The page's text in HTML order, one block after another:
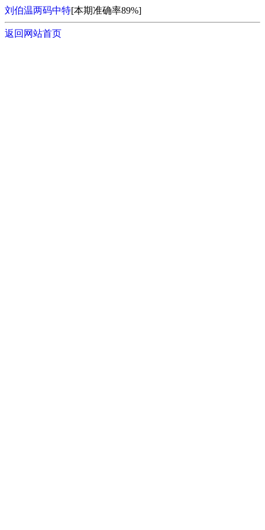
刘伯温两码中特[本期准确率89%]
返回网站首页